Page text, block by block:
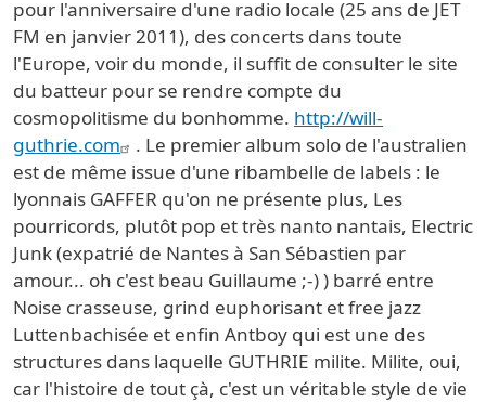
pour l'anniversaire d'une radio locale (25 ans de JET
FM en janvier 2011), des concerts dans toute
l'Europe, voir du monde, il suffit de consulter le site
du batteur pour se rendre compte du
cosmopolitisme du bonhomme. http://will-
guthrie.com
. Le premier album solo de l'australien
est de même issue d'une ribambelle de labels : le
lyonnais GAFFER qu'on ne présente plus, Les
pourricords, plutôt pop et très nanto nantais, Electric
Junk (expatrié de Nantes à San Sébastien par
amour... oh c'est beau Guillaume ;-) ) barré entre
Noise crasseuse, grind euphorisant et free jazz
Luttenbachisée et enfin Antboy qui est une des
structures dans laquelle GUTHRIE milite. Milite, oui,
car l'histoire de tout çà, c'est un véritable style de vie